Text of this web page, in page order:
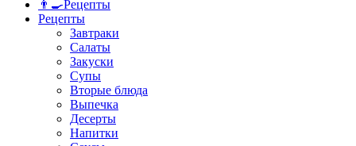
👨‍🍳Рецепты
Рецепты
Завтраки
Салаты
Закуски
Супы
Вторые блюда
Выпечка
Десерты
Напитки